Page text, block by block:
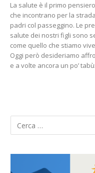
La salute è il primo
che incontrano per la
padri col passeggino. Le
salute dei nostri figli sono
come quello che stiamo
Oggi però desideriamo
e a volte ancora un po’